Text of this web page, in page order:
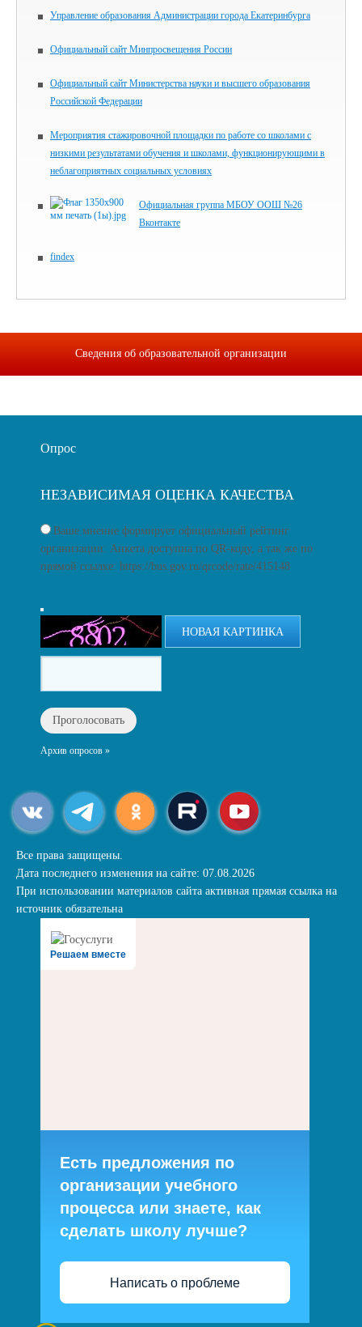
Управление образования Администрации города Екатеринбурга
Официальный сайт Минпросвещения России
Официальный сайт Министерства науки и высшего образования
Российской Федерации
Мероприятия стажировочной площадки по работе со школами с
низкими результатами обучения и школами, функционирующими в
неблагоприятных социальных условиях
Официальная группа МБОУ ООШ №26
Вконтакте
findex
Сведения об образовательной организации
Опрос
НЕЗАВИСИМАЯ ОЦЕНКА КАЧЕСТВА
Ваше мнение формирует официальный рейтинг
организации: Анкета доступна по QR-коду, а так же по
прямой ссылке: https://bus.gov.ru/qrcode/rate/415148
НОВАЯ КАРТИНКА
Архив опросов »
Все права защищены.
Дата последнего изменения на сайте: 07.08.2026
При использовании материалов сайта активная прямая ссылка на
источник обязательна
Решаем вместе
Есть предложения по
организации учебного
процесса или знаете, как
сделать школу лучше?
Написать о проблеме